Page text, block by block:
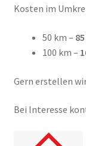
Kosten im
50 km –
100 km –
Gern erstellen
Bei Interesse